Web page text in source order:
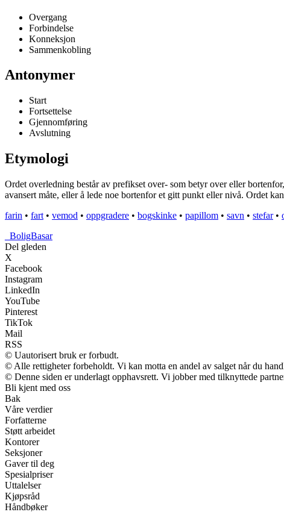
Overgang
Forbindelse
Konneksjon
Sammenkobling
Antonymer
Start
Fortsettelse
Gjennomføring
Avslutning
Etymologi
Ordet overledning består av prefikset over- som betyr over eller
avansert måte, eller å lede noe bortenfor et gitt punkt eller nivå. Ordet
farin • fart • vemod • oppgradere • bogskinke • papillom • savn • stefar•
BoligBasar
Del gleden
X
Facebook
Instagram
LinkedIn
YouTube
Pinterest
TikTok
Mail
RSS
© Uautorisert bruk er forbudt.
© Alle rettigheter forbeholdt. Vi kan motta en andel av salget når du
© Denne siden er underlagt opphavsrett. Vi jobber med tilknyttede
Bli kjent med oss
Bak
Våre verdier
Forfatterne
Støtt arbeidet
Kontorer
Seksjoner
Gaver til deg
Spesialpriser
Uttalelser
Kjøpsråd
Håndbøker